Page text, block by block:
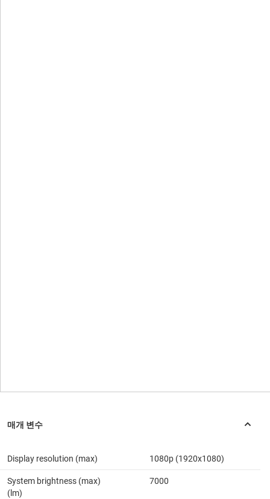
Display resolution (max) 1080p (1920x1080)
System brightness (max)
(lm)
7000